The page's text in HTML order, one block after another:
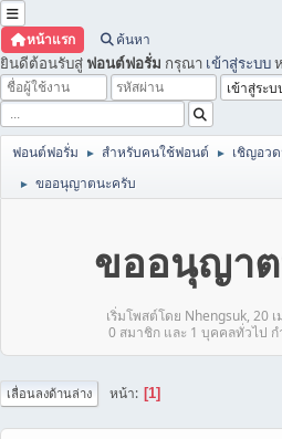
หน้าแรก ค้นหา
ยินดีต้อนรับสู่ ฟอนต์ฟอรั่ม กรุณา เข้าสู่ระบบ
ฟอนต์ฟอรั่ม ► สำหรับคนใช้ฟอนต์ ► เชิญอว
► ขออนุญาตนะครับ
ขออนุญา
เริ่มโพสต์โดย Nhengsuk, 20
0 สมาชิก และ 1 บุคคลทั่วไป
เลื่อนลงด้านล่าง หน้า 1